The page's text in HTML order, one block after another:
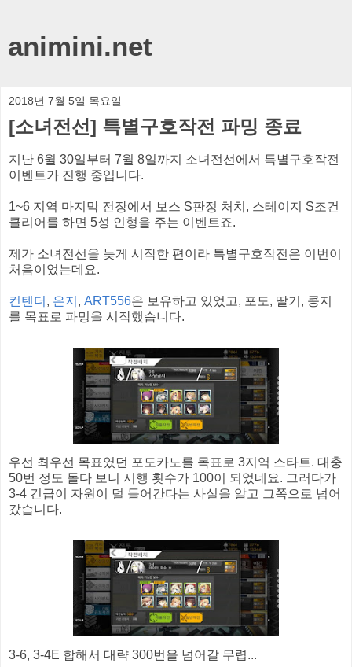
animini.net
2018년 7월 5일 목요일
[소녀전선] 특별구호작전 파밍 종료
지난 6월 30일부터 7월 8일까지 소녀전선에서 특별구호작전
이벤트가 진행 중입니다.
1~6 지역 마지막 전장에서 보스 S판정 처치, 스테이지 S조건
클리어를 하면 5성 인형을 주는 이벤트죠.
제가 소녀전선을 늦게 시작한 편이라 특별구호작전은 이번이
처음이었는데요.
컨텐더 , 은지 , ART556은 보유하고 있었고, 포도, 딸기, 콩지
를 목표로 파밍을 시작했습니다.
우선 최우선 목표였던 포도카노를 목표로 3지역 스타트. 대충
50번 정도 돌다 보니 시행 횟수가 100이 되었네요. 그러다가
3-4 긴급이 자원이 덜 들어간다는 사실을 알고 그쪽으로 넘어
갔습니다.
3-6, 3-4E 합해서 대략 300번을 넘어갈 무렵...